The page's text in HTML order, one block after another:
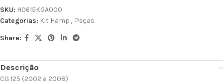
SKU: H0615KGA000
Categorias: Kit Hamp , Peças
Share:
Descrição
CG 125 (2002 a 2008)